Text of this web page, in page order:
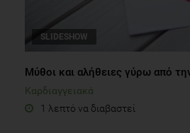
SLIDESHOW
Μύθοι και αλήθειες γύρω από
Καρδιαγγειακά
1 λεπτό να διαβαστεί